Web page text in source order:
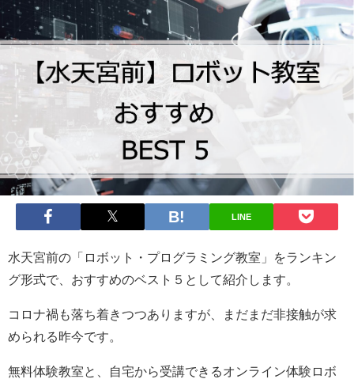
LINE
水天宮前の「ロボット・プログラミング教室」をランキン
グ形式で、おすすめのベスト５として紹介します。
コロナ禍も落ち着きつつありますが、まだまだ非接触が求
められる昨今です。
無料体験教室と、自宅から受講できるオンライン体験ロボ